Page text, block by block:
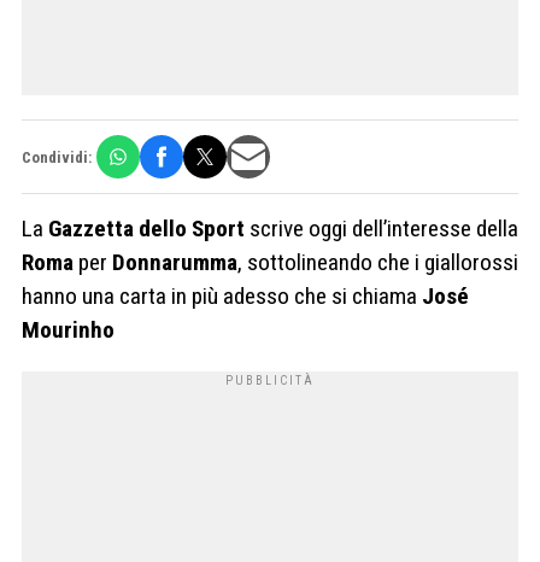
Condividi:
La Gazzetta dello Sport scrive oggi dell’interesse della
Roma per Donnarumma, sottolineando che i giallorossi
hanno una carta in più adesso che si chiama José
Mourinho